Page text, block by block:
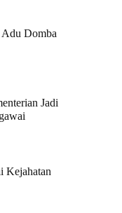
Domba
Jadi
Kejahatan